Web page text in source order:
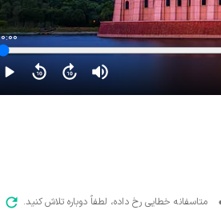
0:00
متاسفانه خطایی رخ داده، لطفاً دوباره تلاش کنید.